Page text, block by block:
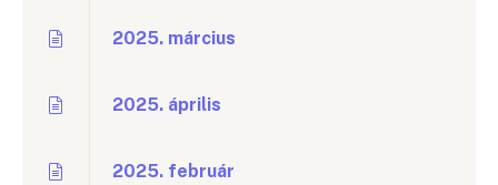
2025. március
2025. április
2025. február